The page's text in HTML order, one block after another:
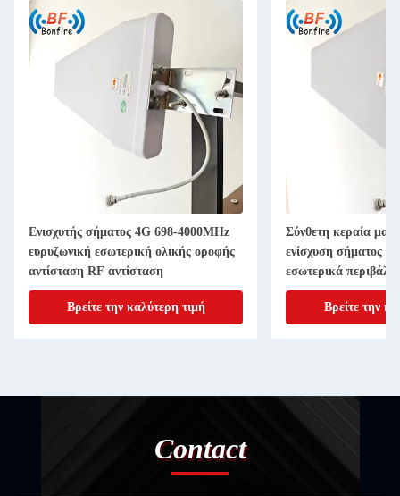
Ενισχυτής σήματος 4G 698-4000MHz
ευρυζωνική εσωτερική ολικής οροφής
αντίσταση RF αντίσταση
Βρείτε την καλύτερη τιμή
Σύνθετη κεραία
ενίσχυση σήματος
εσωτερικά
Βρείτε την
Contact